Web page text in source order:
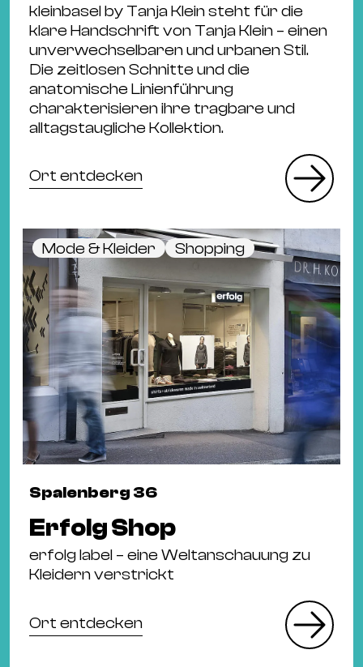
kleinbasel by Tanja Klein steht für die
klare Handschrift von Tanja Klein – einen
unverwechselbaren und urbanen Stil.
Die zeitlosen Schnitte und die
anatomische Linienführung
charakterisieren ihre tragbare und
alltagstaugliche Kollektion.
Ort entdecken
Mode & Kleider Shopping
Spalenberg 36
Erfolg Shop
erfolg label – eine Weltanschauung zu
Kleidern verstrickt
Ort entdecken